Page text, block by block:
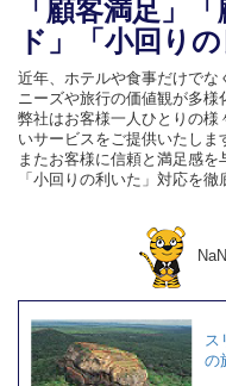
「顧客満足」
ド」「小回り
近年、ホテルや食事だけで
ニーズや旅行の価値観が多様
弊社はお客様一人ひとりの様
いサービスをご提供いたしま
またお客様に信頼と満足感を
「小回りの利いた」対応を徹
ス
の